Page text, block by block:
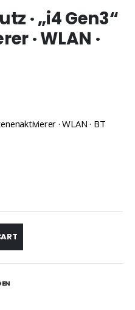
· „i4 Gen3“
· WLAN ·
· WLAN · BT